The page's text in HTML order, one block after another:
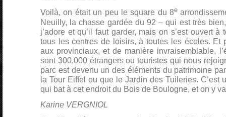
Voilà, on était un peu le square du 8e
Neuilly, la chasse gardée du 92 – qui est très
j’adore et qu’il faut garder, mais on s’est ouvert
tous les centres de loisirs, à toutes les écoles. Et
aux provinciaux, et de manière invraisemblable,
sont 300.000 étrangers ou touristes qui nous
parc est devenu un des éléments du patrimoine
la Tour Eiffel ou que le Jardin des Tuileries.
qui bat à cet endroit du Bois de Boulogne, et on y
Karine VERGNIOL